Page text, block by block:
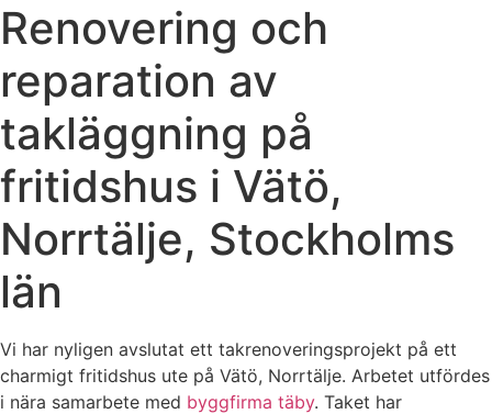
Renovering och
reparation av
takläggning på
fritidshus i Vätö,
Norrtälje, Stockholms
län
Vi har nyligen avslutat ett takrenoveringsprojekt på ett
charmigt fritidshus ute på Vätö, Norrtälje. Arbetet utfördes
i nära samarbete med byggfirma täby. Taket har